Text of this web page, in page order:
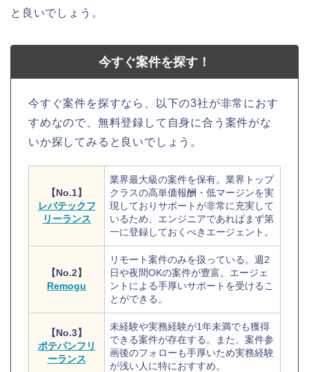
と良いでしょう。
今すぐ案件を探す！
今すぐ案件を探すなら、以下の3社が非常におす
すめなので、無料登録して自身に合う案件がな
いか探してみると良いでしょう。
【No.1】
レバテックフ
リーランス
業界最大級の案件を保有。業界トップ
クラスの高単価報酬・低マージンを実
現しておりサポートが非常に充実して
いるため、エンジニアであればまず第
一に登録しておくべきエージェント。
【No.2】
Remogu
リモート案件のみを扱っている。週2
日や夜間OKの案件が豊富。エージェ
ントによる手厚いサポートを受けるこ
とができる。
【No.3】
ポテパンフリ
ーランス
未経験や実務経験が1年未満でも獲得
できる案件が存在する。また、案件参
画後のフォローも手厚いため実務経験
が浅い人に特におすすめ。